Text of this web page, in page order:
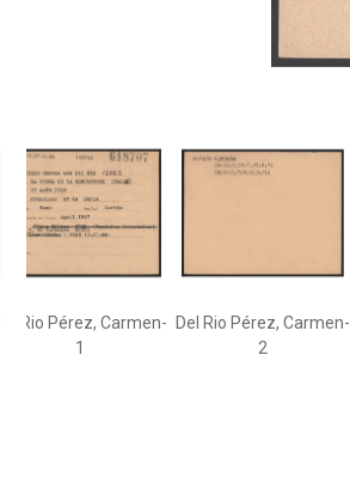
Del Rio Pérez, Carmen-
1
Del Rio Pérez, Carmen-
2